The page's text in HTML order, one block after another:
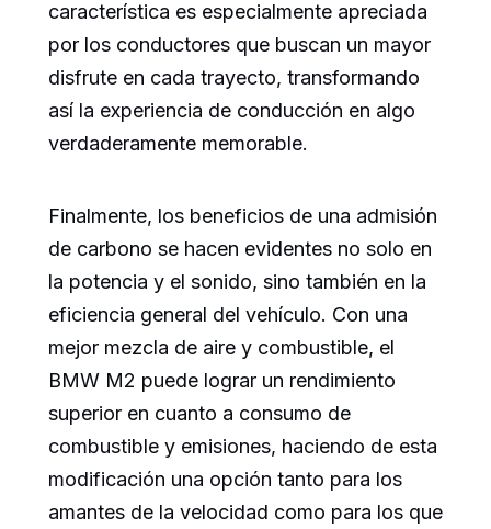
característica es especialmente apreciada
por los conductores que buscan un mayor
disfrute en cada trayecto, transformando
así la experiencia de conducción en algo
verdaderamente memorable.
Finalmente, los beneficios de una admisión
de carbono se hacen evidentes no solo en
la potencia y el sonido, sino también en la
eficiencia general del vehículo. Con una
mejor mezcla de aire y combustible, el
BMW M2 puede lograr un rendimiento
superior en cuanto a consumo de
combustible y emisiones, haciendo de esta
modificación una opción tanto para los
amantes de la velocidad como para los que